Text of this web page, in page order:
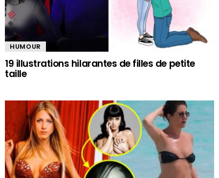
HUMOUR
19 illustrations hilarantes de filles de petite
taille